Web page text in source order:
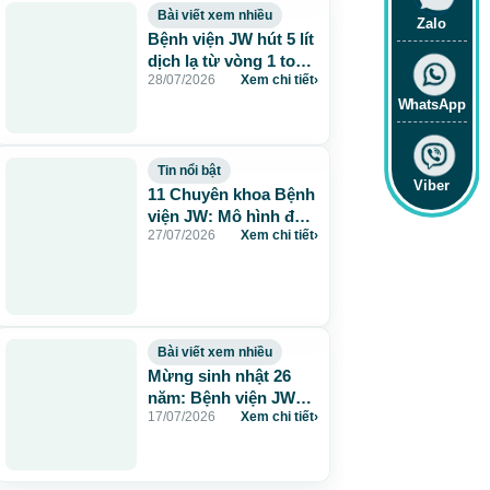
Bài viết xem nhiều
Bệnh viện JW hút 5 lít
dịch lạ từ vòng 1 to
115cm do tiêm mỡ
28/07/2026 Xem chi tiết›
Tin nổi bật
11 Chuyên khoa Bệnh
viện JW: Mô hình đa
khoa chuẩn Hàn chăm
27/07/2026 Xem chi tiết›
Bài viết xem nhiều
Mừng sinh nhật 26
năm: Bệnh viện JW
tặng 260 suất thẩm
17/07/2026 Xem chi tiết›
Zalo
WhatsApp
Viber